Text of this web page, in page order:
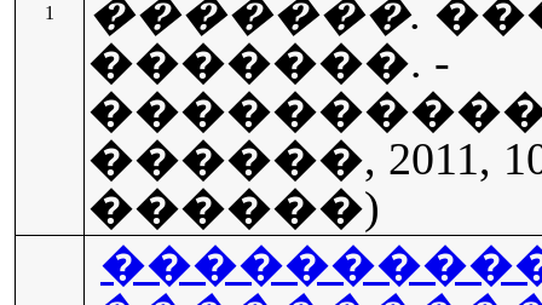
1
�������.
�������. -
������, 2011,
������)